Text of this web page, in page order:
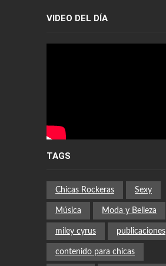
VIDEO DEL DÍA
TAGS
Chicas Rockeras Sexy
Música Moda y Belleza
miley cyrus publicaciones
contenido para chicas